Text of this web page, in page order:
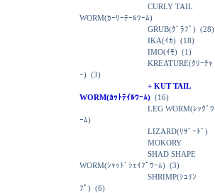
CURLY TAIL
WORM(ｶｰﾘｰﾃｰﾙﾜｰﾑ)
GRUB(ｸﾞﾗﾌﾞ) (28)
IKA(ｲｶ) (18)
IMO(ｲﾓ) (1)
KREATURE(ｸﾘｰﾁｬ
ｰ) (3)
+ KUT TAIL
WORM(ｶｯﾄﾃｲﾙﾜｰﾑ) (16)
LEG WORM(ﾚｯｸﾞﾜ
ｰﾑ)
LIZARD(ﾘｻﾞｰﾄﾞ)
MOKORY
SHAD SHAPE
WORM(ｼｬｯﾄﾞｼｪｲﾌﾟﾜｰﾑ) (3)
SHRIMP(ｼｭﾘﾝ
ﾌﾟ) (6)